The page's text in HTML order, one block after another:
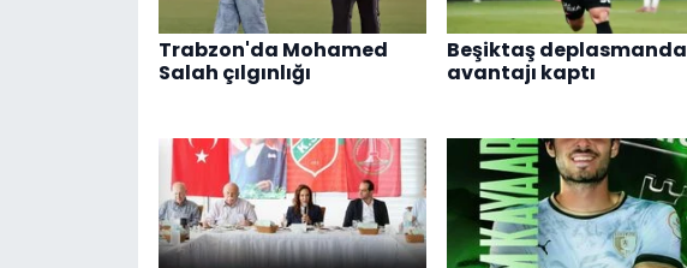
Trabzon'da Mohamed
Salah çılgınlığı
Beşiktaş deplasmanda
avantajı kaptı